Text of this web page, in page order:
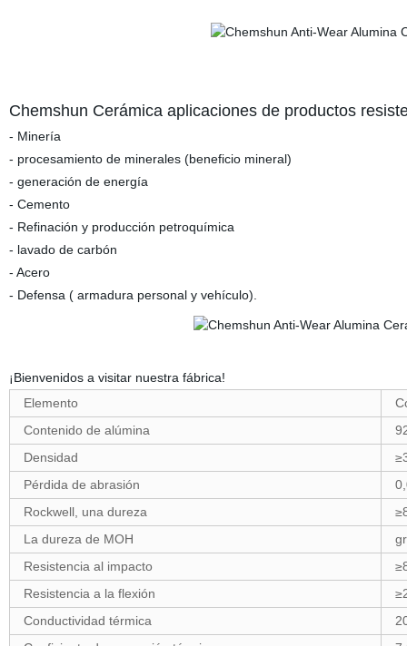
Chemshun Cerámica aplicaciones de productos
- Minería
- procesamiento de minerales (beneficio mineral)
- generación de energía
- Cemento
- Refinación y producción petroquímica
- lavado de carbón
- Acero
- Defensa ( armadura personal y vehículo).
¡Bienvenidos a visitar nuestra fábrica!
Elemento
Contenido de alúmina
Densidad
Pérdida de abrasión
Rockwell, una dureza
La dureza de MOH
Resistencia al impacto
Resistencia a la flexión
Conductividad térmica